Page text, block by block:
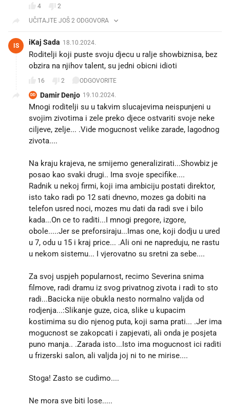
4
2
UČITAJTE JOŠ 2 ODGOVORA
IS iKaj Sada 18.10.2024.
Roditelji koji puste svoju djecu u ralje showbiznisa, bez
obzira na njihov talent, su jedni obicni idioti
16 2 ODGOVORITE
DD Damir Denjo 19.10.2024.
Mnogi roditelji su u takvim slucajevima neispunjeni u
svojim zivotima i zele preko djece ostvariti svoje neke
ciljeve, zelje... .Vide mogucnost velike zarade, lagodnog
zivota....
Na kraju krajeva, ne smijemo generalizirati...Showbiz je
posao kao svaki drugi.. Ima svoje specifike....
Radnik u nekoj firmi, koji ima ambiciju postati direktor,
isto tako radi po 12 sati dnevno, mozes ga dobiti na
telefon usred noci, mozes mu dati da radi sve i bilo
kada...On ce to raditi...I mnogi pregore, izgore,
obole.....Jer se preforsiraju...Imas one, koji dodju u ured
u 7, odu u 15 i kraj price... .Ali oni ne napreduju, ne rastu
u nekom sistemu... I vjerovatno su sretni za sebe....
Za svoj uspjeh popularnost, recimo Severina snima
filmove, radi dramu iz svog privatnog zivota i radi to sto
radi...Bacicka nije obukla nesto normalno valjda od
rodjenja...:Slikanje guze, cica, slike u kupacim
kostimima su dio njenog puta, koji sama prati... .Jer ima
mogucnost se zakopcati i zapjevati, ali onda je posjeta
puno manja.. .Zarada isto...Isto ima mogucnost ici raditi
u frizerski salon, ali valjda joj ni to ne mirise....
Stoga! Zasto se cudimo....
Ne mora sve biti lose.....